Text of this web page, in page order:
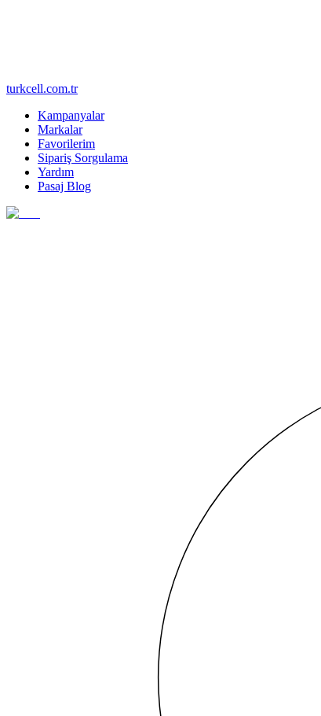
turkcell.com.tr
Kampanyalar
Markalar
Favorilerim
Sipariş Sorgulama
Yardım
Pasaj Blog